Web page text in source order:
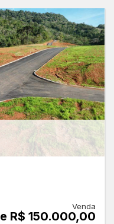
Venda
R$ 150.000,00